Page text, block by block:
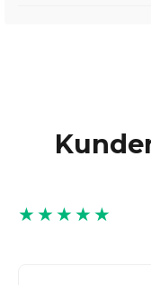
★★★★★